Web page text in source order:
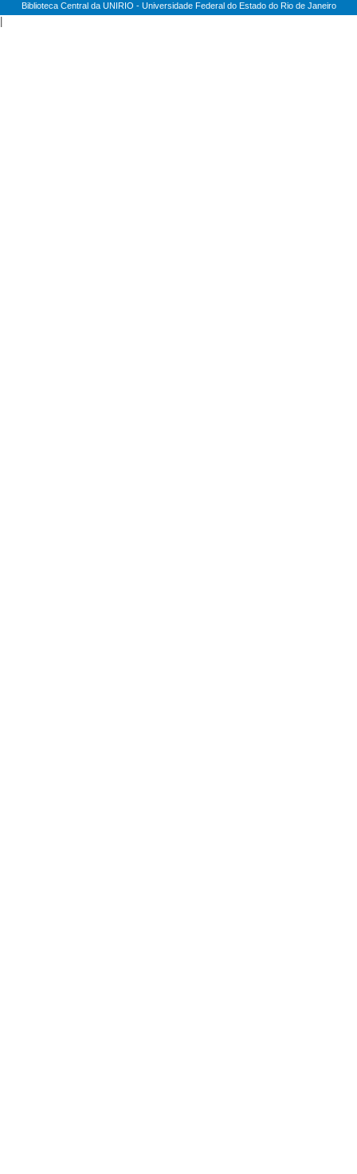
Biblioteca Central da UNIRIO - Universidade Federal do Estado do Rio de Janeiro